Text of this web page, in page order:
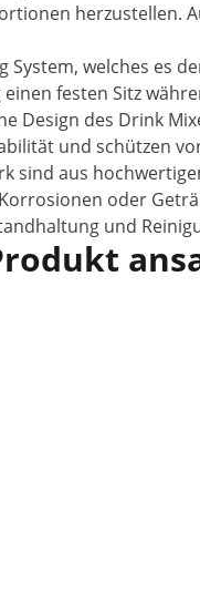
herzustellen.
System, welches es
festen Sitz
Design des Drink
und schützen
sind aus
oder
und